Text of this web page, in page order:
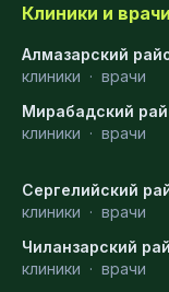
Клиники и
Алмазарский
клиники · врачи
Мирабадский
клиники · врачи
Сергелийский
клиники · врачи
Чиланзарский
клиники · врачи